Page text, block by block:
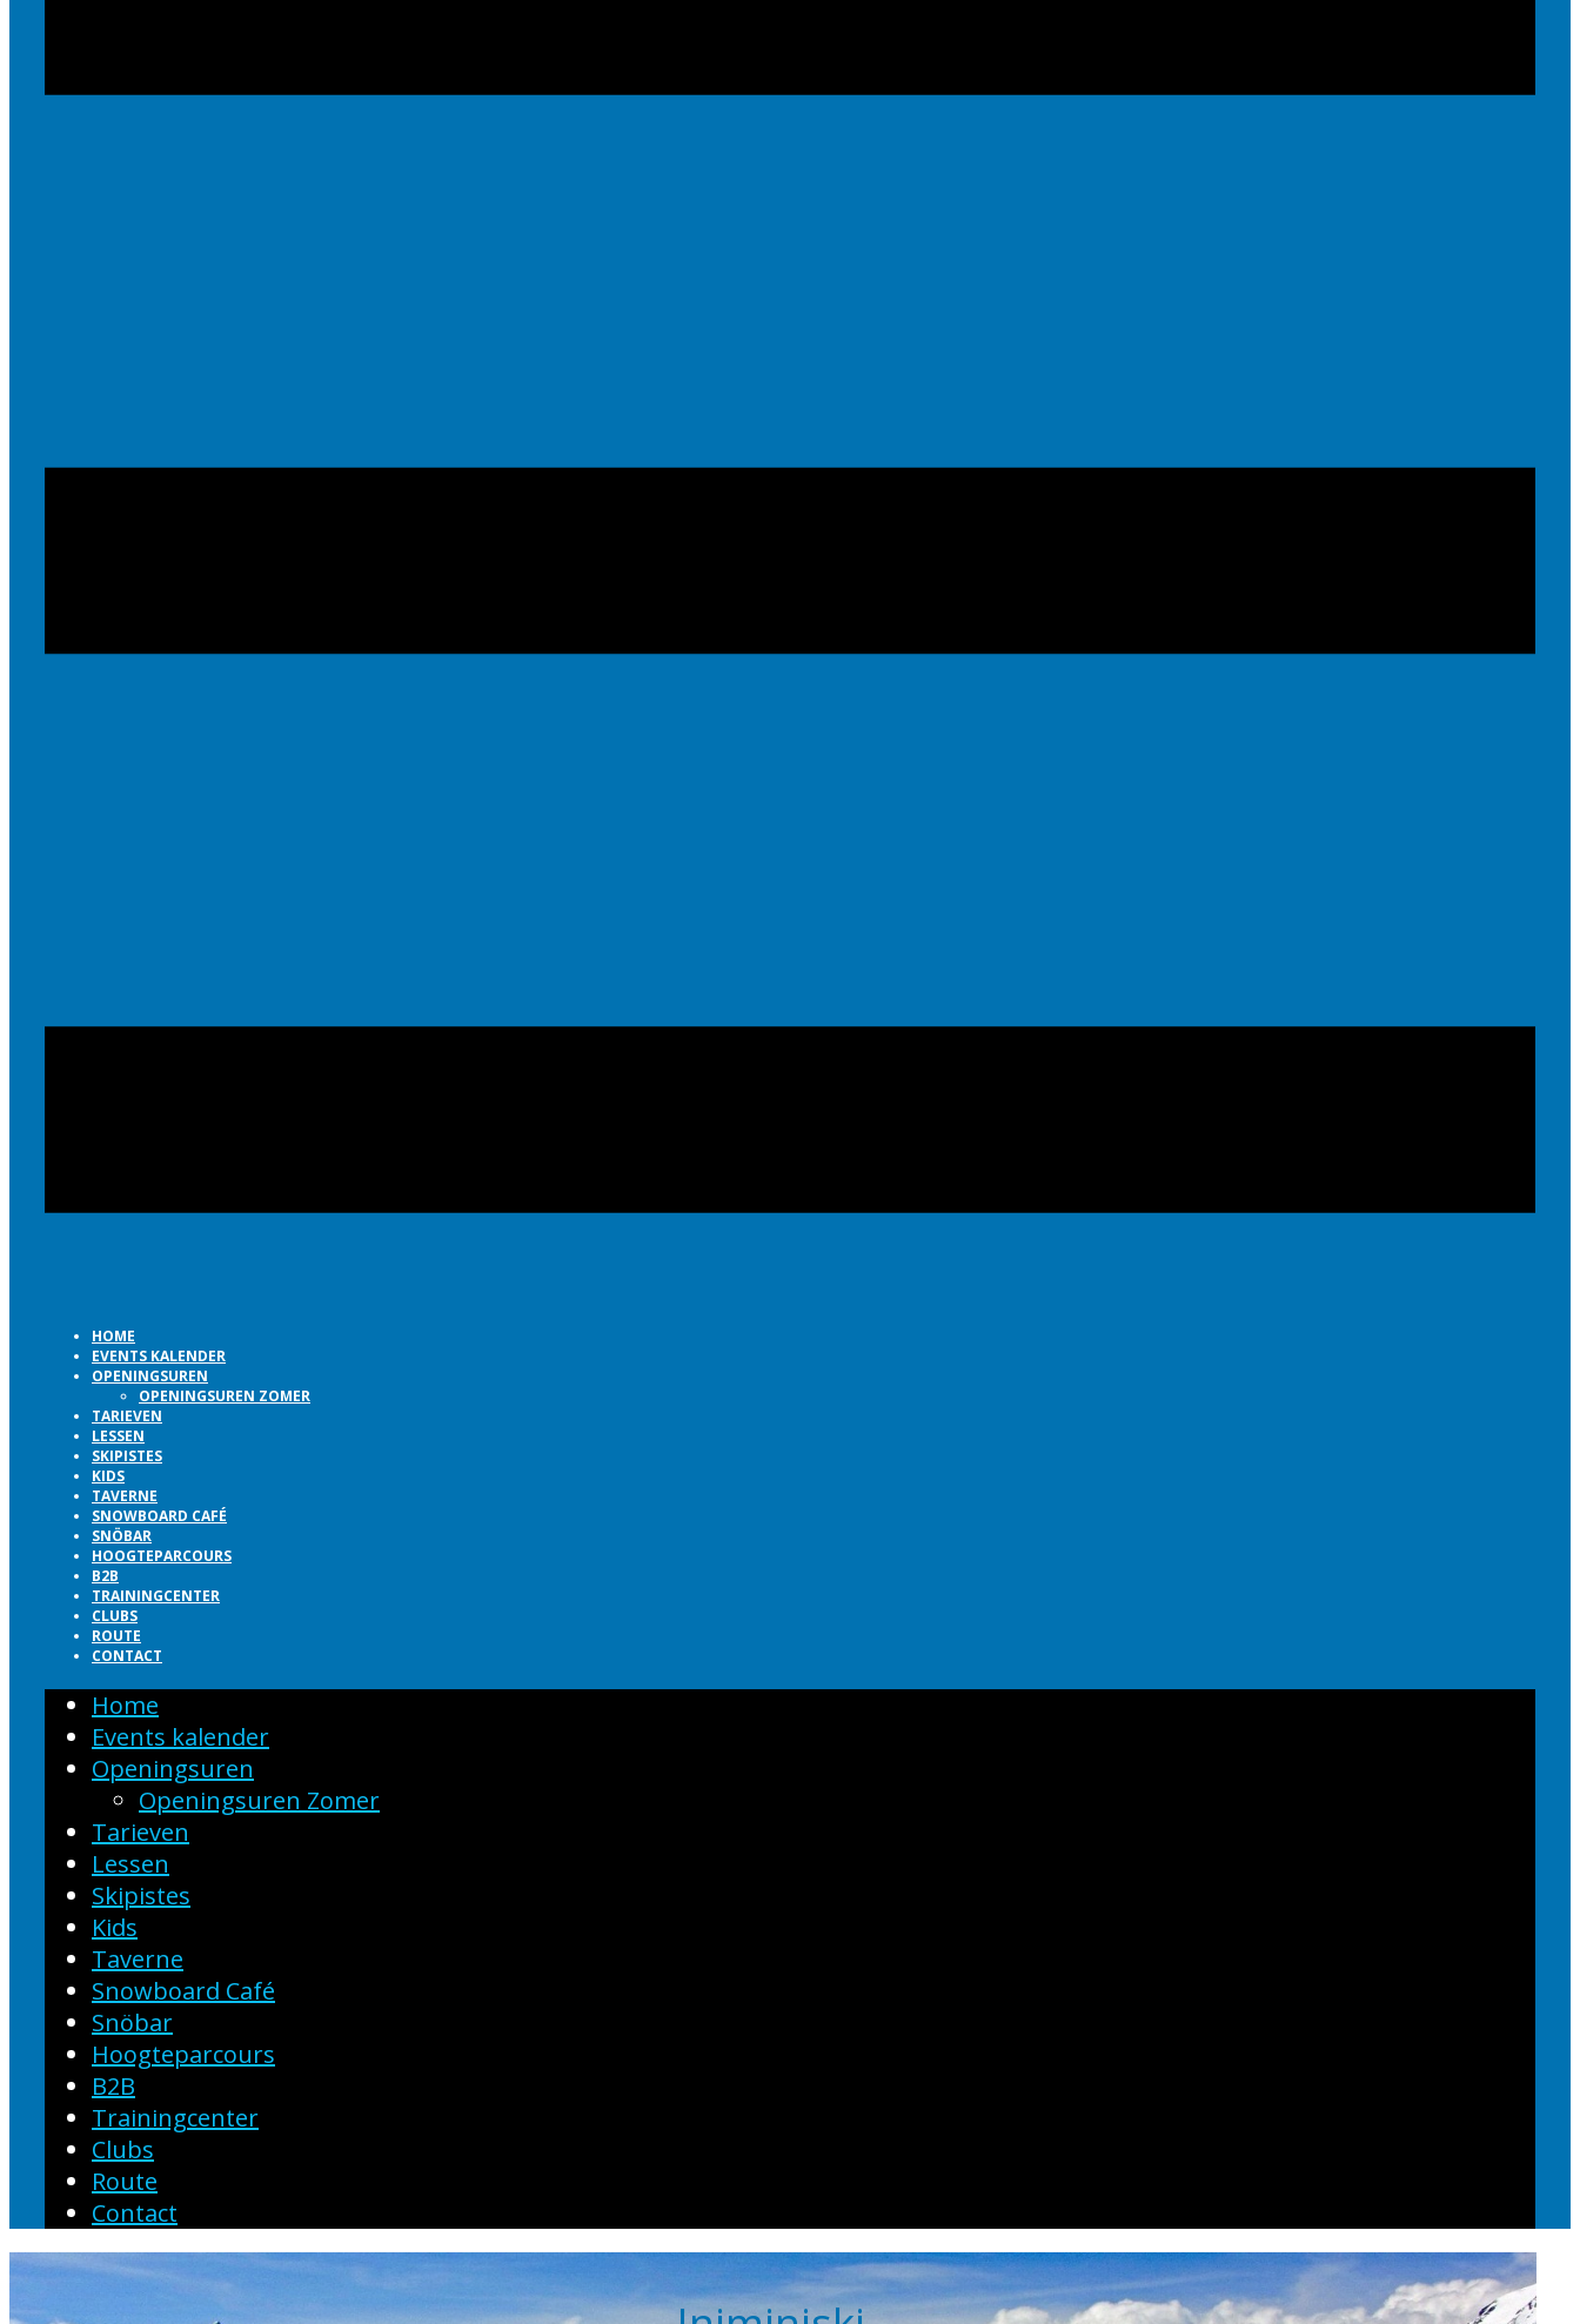
HOME
EVENTS KALENDER
OPENINGSUREN
OPENINGSUREN ZOMER
TARIEVEN
LESSEN
SKIPISTES
KIDS
TAVERNE
SNOWBOARD CAFÉ
SNÖBAR
HOOGTEPARCOURS
B2B
TRAININGCENTER
CLUBS
ROUTE
CONTACT
Home
Events kalender
Openingsuren
Openingsuren Zomer
Tarieven
Lessen
Skipistes
Kids
Taverne
Snowboard Café
Snöbar
Hoogteparcours
B2B
Trainingcenter
Clubs
Route
Contact